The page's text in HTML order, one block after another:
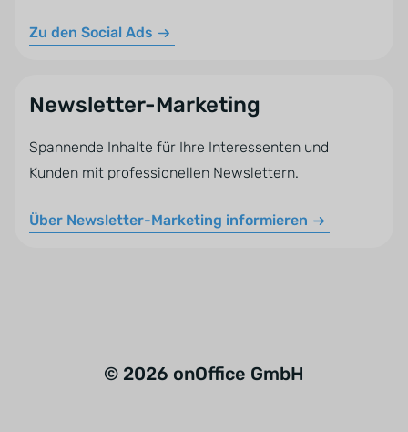
Zu den Social Ads
Newsletter-Marketing
Spannende Inhalte für Ihre Interessenten und
Kunden mit professionellen Newslettern.
Über Newsletter-Marketing informieren
© 2026 onOffice GmbH